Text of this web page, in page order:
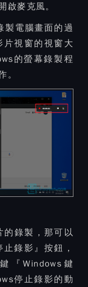
啟麥克風。
電腦畫面的過
視窗的視窗大
的螢幕錄製程
。
的錄製，那可以
錄影』按鈕，
『Windows鍵
停止錄影的動